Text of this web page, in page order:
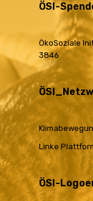
ÖSI-
ÖkoSoziale
3846
Linke
ÖSI-